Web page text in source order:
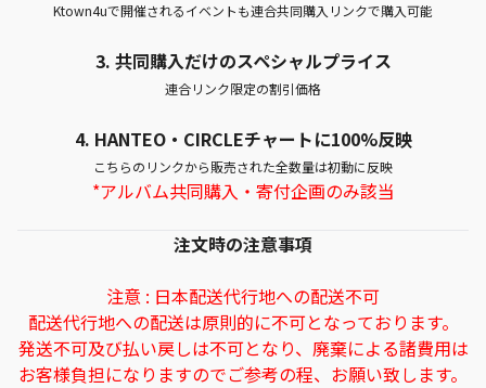
Ktown4uで開催されるイベントも連合共同購入リンクで購入可能
3. 共同購入だけのスペシャルプライス
連合リンク限定の割引価格
4. HANTEO・CIRCLEチャートに100%反映
こちらのリンクから販売された全数量は初動に反映
*アルバム共同購入・寄付企画のみ該当
注文時の注意事項
注意 : 日本配送代行地への配送不可
配送代行地への配送は原則的に不可となっております。
発送不可及び払い戻しは不可となり、廃棄による諸費用は
お客様負担になりますのでご参考の程、お願い致します。